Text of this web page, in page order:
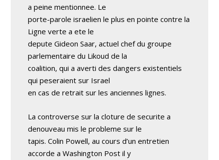
a peine mentionnee. Le
porte-parole israelien le plus en pointe contre la
Ligne verte a ete le
depute Gideon Saar, actuel chef du groupe
parlementaire du Likoud de la
coalition, qui a averti des dangers existentiels
qui peseraient sur Israel
en cas de retrait sur les anciennes lignes.
La controverse sur la cloture de securite a
denouveau mis le probleme sur le
tapis. Colin Powell, au cours d’un entretien
accorde a Washington Post il y